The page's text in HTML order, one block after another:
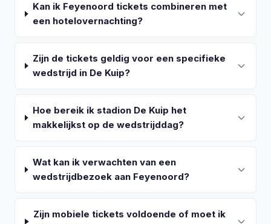
Kan ik Feyenoord tickets combineren met
een hotelovernachting?
Zijn de tickets geldig voor een specifieke
wedstrijd in De Kuip?
Hoe bereik ik stadion De Kuip het
makkelijkst op de wedstrijddag?
Wat kan ik verwachten van een
wedstrijdbezoek aan Feyenoord?
Zijn mobiele tickets voldoende of moet ik